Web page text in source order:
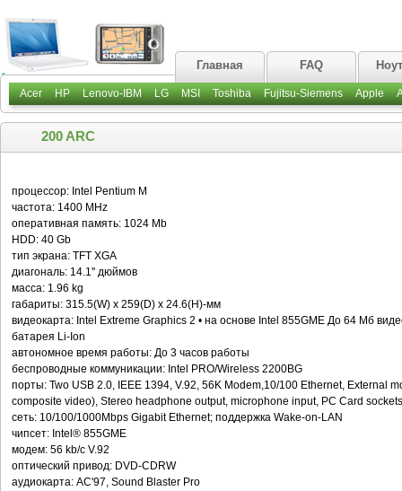
Главная FAQ
Acer HP Lenovo-IBM LG MSI Toshiba Fujitsu-Siemens Apple
200 ARC
процессор: Intel Pentium M
частота: 1400 MHz
оперативная память: 1024 Mb
HDD: 40 Gb
тип экрана: TFT XGA
диагональ: 14.1'' дюймов
масса: 1.96 kg
габариты: 315.5(W) x 259(D) x 24.6(H)-мм
видеокарта: Intel Extreme Graphics 2 • на основе Intel 855GME До 64 Мб
батарея Li-Ion
автономное время работы: До 3 часов работы
беспроводные коммуникации: Intel PRO/Wireless 2200BG
порты: Two USB 2.0, IEEE 1394, V.92, 56K Modem,10/100 Ethernet, External
composite video), Stereo headphone output, microphone input, PC Card
сеть: 10/100/1000Mbps Gigabit Ethernet; поддержка Wake-on-LAN
чипсет: Intel® 855GME
модем: 56 kb/c V.92
оптический привод: DVD-CDRW
аудиокарта: AC'97, Sound Blaster Pro